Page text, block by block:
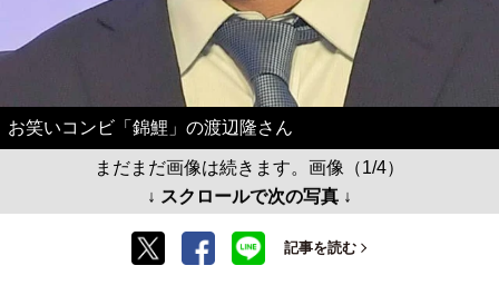
お笑いコンビ「錦鯉」の渡辺隆さん
まだまだ画像は続きます。画像（1/4）
↓ スクロールで次の写真 ↓
記事を読む